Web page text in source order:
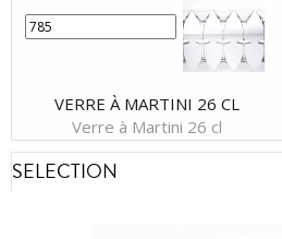
VERRE À MARTINI 26 CL
Verre à Martini 26 cl
SELECTION